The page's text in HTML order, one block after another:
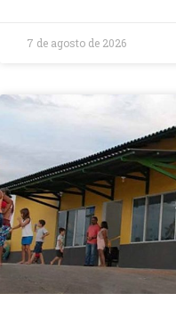
7 de agosto de 2026